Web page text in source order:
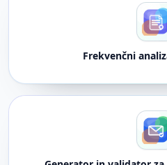
Frekvenčni